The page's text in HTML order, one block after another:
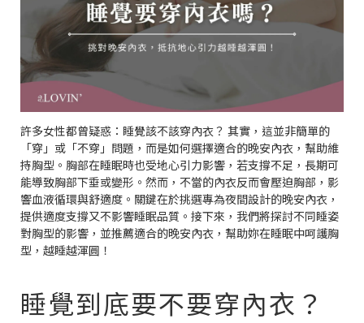
許多女性都曾疑惑：睡覺該不該穿內衣？ 其實，這並非簡單的
「穿」或「不穿」問題，而是如何選擇適合的晚安內衣，幫助維
持胸型。胸部在睡眠時也受地心引力影響，若支撐不足，長期可
能導致胸部下垂或變形。然而，不當的內衣反而會壓迫胸部，影
響血液循環與舒適度。關鍵在於挑選專為夜間設計的晚安內衣，
提供適度支撐又不影響睡眠品質。接下來，我們將探討不同睡姿
對胸型的影響，並推薦適合的晚安內衣，幫助妳在睡眠中呵護胸
型，越睡越渾圓！
睡覺到底要不要穿內衣？